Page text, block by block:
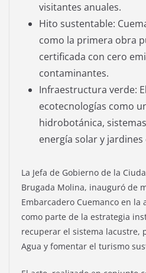
visitantes anuales.
Hito sustentable:
como la primera obra
certificada con cero
contaminantes.
Infraestructura verde:
ecotecnologías como
hidrobotánica,
energía solar y jardines
La Jefa de Gobierno de la
Brugada Molina, inauguró de
Embarcadero Cuemanco en la
como parte de la estrategia
recuperar el sistema lacustre,
Agua y fomentar el turismo